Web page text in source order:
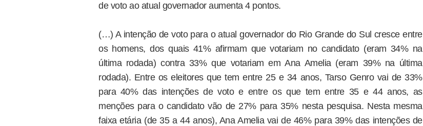
de voto ao atual governador aumenta 4 pontos.
(…) A intenção de voto para o atual governador do Rio Grande do Sul cresce entre
os homens, dos quais 41% afirmam que votariam no candidato (eram 34% na
última rodada) contra 33% que votariam em Ana Amelia (eram 39% na última
rodada). Entre os eleitores que tem entre 25 e 34 anos, Tarso Genro vai de 33%
para 40% das intenções de voto e entre os que tem entre 35 e 44 anos, as
menções para o candidato vão de 27% para 35% nesta pesquisa. Nesta mesma
faixa etária (de 35 a 44 anos), Ana Amelia vai de 46% para 39% das intenções de